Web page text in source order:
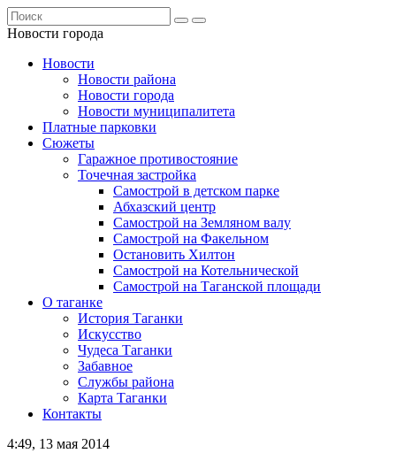
Новости города
Новости
Новости района
Новости города
Новости муниципалитета
Платные парковки
Сюжеты
Гаражное противостояние
Точечная застройка
Самострой в детском парке
Абхазский центр
Самострой на Земляном валу
Самострой на Факельном
Остановить Хилтон
Самострой на Котельнической
Самострой на Таганской площади
О таганке
История Таганки
Искусство
Чудеса Таганки
Забавное
Службы района
Карта Таганки
Контакты
4:49, 13 мая 2014